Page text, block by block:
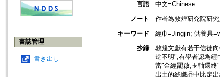
書誌管理
書き出し
言語
中文=Chinese
ノート
作者為敦煌研究院研
キーワード
經巾=Jingjin; 供養具
抄録
敦煌文獻有若干信徒
途不明",有學者認為經
當"金經罷啟,玉軸還終
出土的絲織品中比定